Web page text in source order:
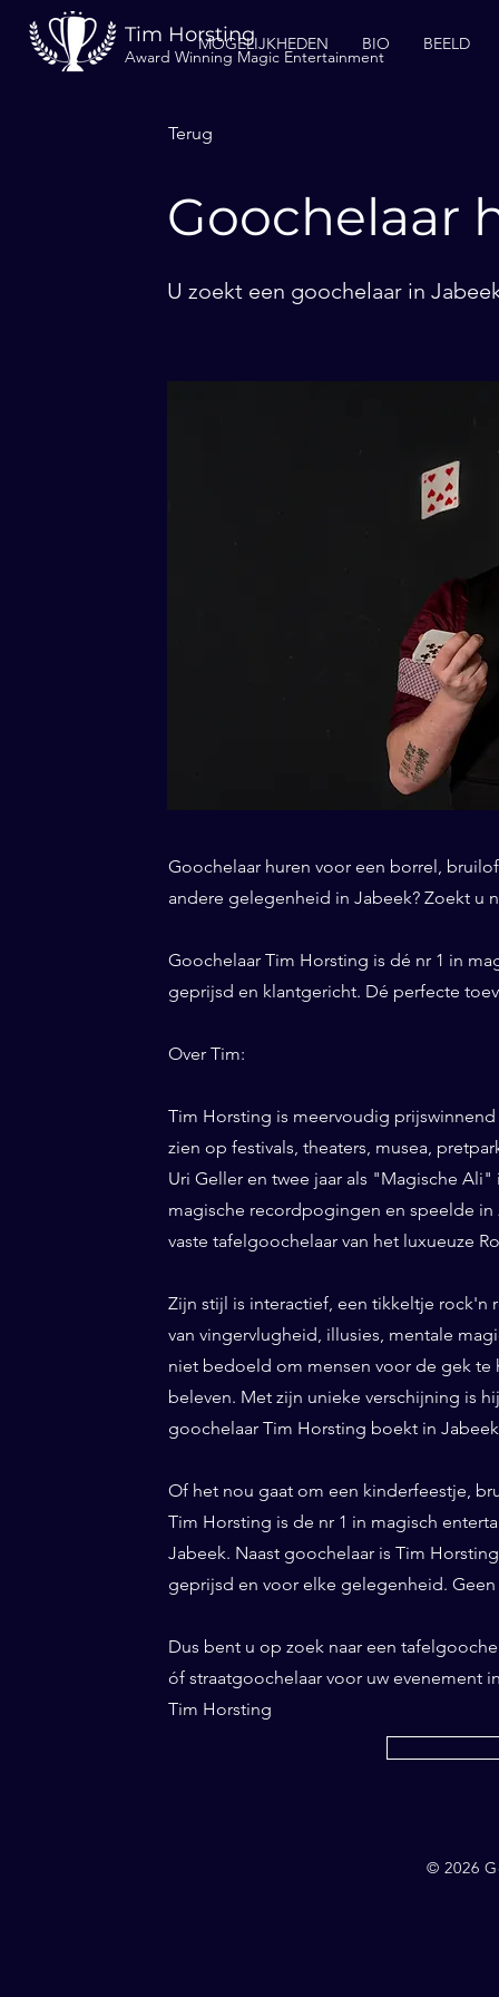
Tim Horsting
Award Winning Magic Entertainment
MOGELIJKHEDEN BIO BEELD
Terug
Goochelaar
U zoekt een goochelaar in
Goochelaar huren voor een borrel,
andere gelegenheid in Jabeek? Zoekt u
Goochelaar Tim Horsting is dé nr 1 in
geprijsd en klantgericht. Dé perfecte
Over Tim:
Tim Horsting is meervoudig
zien op festivals, theaters, musea,
Uri Geller en twee jaar als "Magische
magische recordpogingen en speelde in
vaste tafelgoochelaar van het luxueuze
Zijn stijl is interactief, een tikkeltje rock'n
van vingervlugheid, illusies, mentale
niet bedoeld om mensen voor de gek te
beleven. Met zijn unieke verschijning is
goochelaar Tim Horsting boekt in
Of het nou gaat om een kinderfeestje,
Tim Horsting is de nr 1 in magisch
Jabeek. Naast goochelaar is Tim
geprijsd en voor elke gelegenheid.
Dus bent u op zoek naar een
óf straatgoochelaar voor uw evenement
Tim Horsting
© 2026